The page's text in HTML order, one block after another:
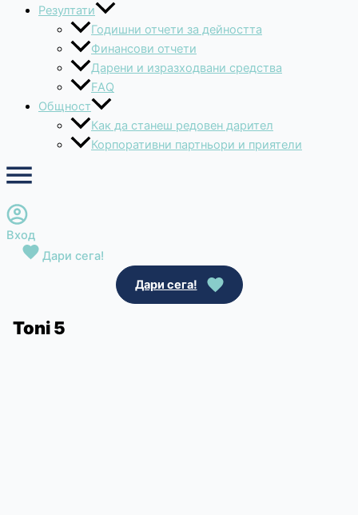
Резултати
Годишни отчети за дейността
Финансови отчети
Дарени и изразходвани средства
FAQ
Общност
Как да станеш редовен дарител
Корпоративни партньори и приятели
Вход
Дари сега!
Дари сега!
Toni 5